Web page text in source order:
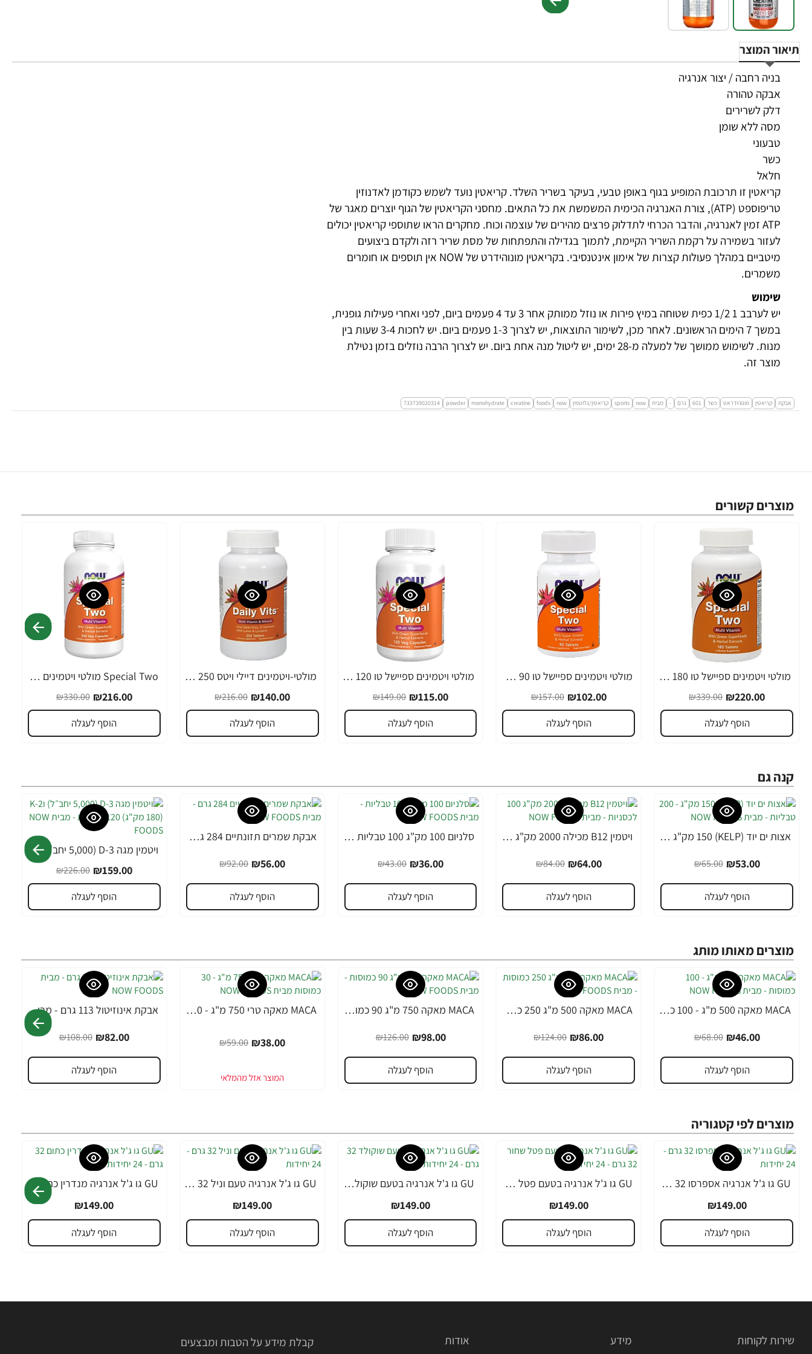
תיאור המוצר
בניה רחבה / יצור אנרגיה
אבקה טהורה
דלק לשרירים
מסה ללא שומן
טבעוני
כשר
חלאל
קריאטין זו תרכובת המופיע בגוף באופן טבעי, בעיקר בשריר השלד. קריאטין נועד לשמש כקודמן לאדנוזין
טריפוספט (ATP), צורת האנרגיה הכימית המשמשת את כל התאים. מחסני הקריאטין של הגוף יוצרים מאגר של
ATP זמין לאנרגיה, והדבר הכרחי לתדלוק פרצים מהירים של עוצמה וכוח. מחקרים הראו שתוספי קריאטין יכולים
לעזור בשמירה על רקמת השריר הקיימת, לתמוך בגדילה והתפתחות של מסת שריר רזה ולקדם ביצועים
מיטביים במהלך פעולות קצרות של אימון אינטנסיבי. בקריאטין מונוהידרט של NOW אין תוספים או חומרים
משמרים.
שימוש
יש לערבב 1 1/2 כפית שטוחה במיץ פירות או נוזל ממותק אחר 3 עד 4 פעמים ביום, לפני ואחרי פעילות גופנית,
במשך 7 הימים הראשונים. לאחר מכן, לשימור התוצאות, יש לצרוך 1-3 פעמים ביום. יש לחכות 3-4 שעות בין
מנות. לשימוש ממושך של למעלה מ-28 ימים, יש ליטול מנה אחת ביום. יש לצרוך הרבה נוזלים בזמן נטילת
מוצר זה.
אבקת קריאטין מונוהידראט כשר 601 גרם - מבית now
sports קריאטין/גלוטמין now
foods
creatine
monohydrate
powder
733739020314
מוצרים קשורים
-35%
מולטי ויטמינים ספיישל טו 180 טבליות - מבית NOW FOODS
₪220.00
₪339.00
הוסף לעגלה
-35%
מולטי ויטמינים ספיישל טו 90 טבליות - מבית NOW FOODS
₪102.00
₪157.00
הוסף לעגלה
-23%
מולטי ויטמינים ספיישל טו 120 כמוסות - מבית NOW FOODS
₪115.00
₪149.00
הוסף לעגלה
-35%
מולטי-ויטמינים דיילי ויטס 250 טבליות - מבית NOW FOODS
₪140.00
₪216.00
הוסף לעגלה
-35%
Special Two מולטי ויטמינים 240 כמוסות - מבית NOW FOODS
₪216.00
₪330.00
הוסף לעגלה
קנה גם
-18%
אצות ים יוד (KELP) 150 מק"ג - 200 טבליות - מבית NOW FOODS
₪53.00
₪65.00
הוסף לעגלה
-24%
ויטמין B12 מכילה 2000 מק"ג 100 לכסניות - מבית NOW FOODS
₪64.00
₪84.00
הוסף לעגלה
-16%
סלניום 100 מק"ג 100 טבליות - מבית NOW FOODS
₪36.00
₪43.00
הוסף לעגלה
-39%
אבקת שמרים תזונתיים 284 גרם - מבית NOW FOODS
₪56.00
₪92.00
הוסף לעגלה
-30%
ויטמין מגה D-3 (5,000 יחב״ל) וK-2 (180 מק"ג) 120 כמוסות - מבית NOW FOODS
₪159.00
₪226.00
הוסף לעגלה
מוצרים מאותו מותג
-32%
MACA מאקה 500 מ"ג - 100 כמוסות - מבית NOW FOODS
₪46.00
₪68.00
הוסף לעגלה
-31%
MACA מאקה 500 מ"ג 250 כמוסות - מבית NOW FOODS
₪86.00
₪124.00
הוסף לעגלה
-22%
MACA מאקה 750 מ"ג 90 כמוסות - מבית NOW FOODS
₪98.00
₪126.00
הוסף לעגלה
-36% MACA מאקה טרי 750 מ"ג - 30 כמוסות מבית NOW FOODS
₪38.00
₪59.00
-24%
אבקת אינוזיטול 113 גרם - מבית NOW FOODS
₪82.00
₪108.00
הוסף לעגלה
מוצרים לפי קטגוריה
GU גו ג'ל אנרגיה אספרסו 32 גרם - 24 יחידות
₪149.00
הוסף לעגלה
GU גו ג'ל אנרגיה בטעם פטל שחור 32 גרם - 24 יחידות
₪149.00
הוסף לעגלה
GU גו ג'ל אנרגיה בטעם שוקולד 32 גרם - 24 יחידות
₪149.00
הוסף לעגלה
GU גו ג'ל אנרגיה טעם וניל 32 גרם - 24 יחידות
₪149.00
הוסף לעגלה
GU גו ג'ל אנרגיה מנדרין כתום 32 גרם - 24 יחידות
₪149.00
הוסף לעגלה
שירות לקוחות מידע אודות קבלת מידע על הטבות ומבצעים